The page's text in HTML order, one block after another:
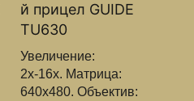
й прицел GUIDE
TU630
Увеличение:
2х-16х. Матрица:
640x480. Объектив: